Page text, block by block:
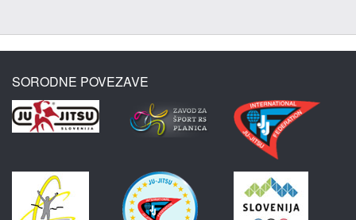
SORODNE POVEZAVE